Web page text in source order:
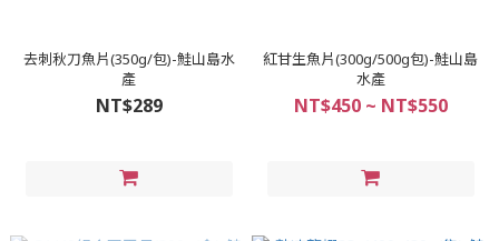
去刺秋刀魚片(350g/包)-鮭山島水
產
NT$289
紅甘生魚片(300g/500g包)-鮭山島
水產
NT$450 ~ NT$550